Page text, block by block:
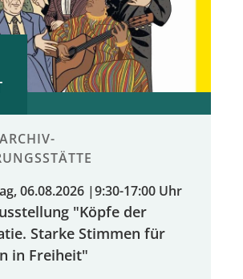
06.08.2026 |9:30-17:00 Uhr
"Köpfe der
Starke Stimmen für
in Freiheit"